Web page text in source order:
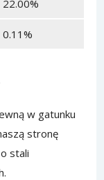
22.00%
0.11%
w gatunku
stronę
stali